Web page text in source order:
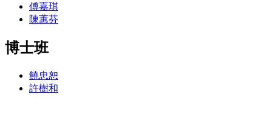
傅嘉琪
陳蕙芬
博士班
饒忠恕
許樹和